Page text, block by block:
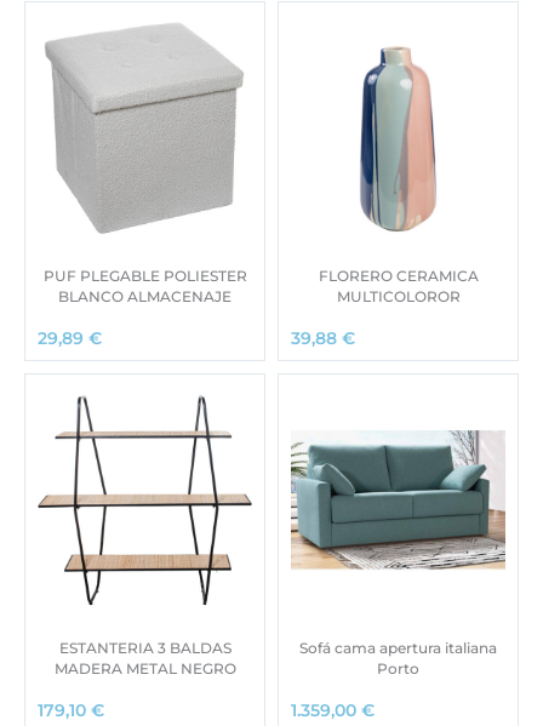
PUF PLEGABLE POLIESTER
BLANCO ALMACENAJE
29,89 €
FLORERO CERAMICA
MULTICOLOROR
39,88 €
ESTANTERIA 3 BALDAS
MADERA METAL NEGRO
179,10 €
Sofá cama apertura italiana
Porto
1.359,00 €